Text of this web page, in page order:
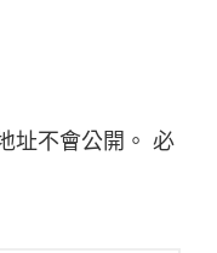
址不會公開。 必